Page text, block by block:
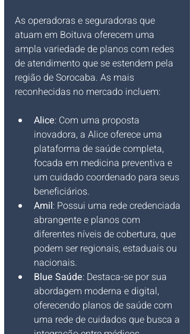
As operadoras e seguradoras que
atuam em Boituva oferecem uma
ampla variedade de planos com redes
de atendimento que se estendem pela
região de Sorocaba. As mais
reconhecidas no mercado incluem:
Alice: Com uma proposta
inovadora, a Alice oferece uma
plataforma de saúde completa,
focada em medicina preventiva e
um cuidado coordenado para seus
beneficiários.
Amil: Possui uma rede credenciada
abrangente e planos com
diferentes níveis de cobertura, que
podem ser regionais, estaduais ou
nacionais.
Blue Saúde: Destaca-se por sua
abordagem moderna e digital,
oferecendo planos de saúde com
uma rede de cuidados que busca a